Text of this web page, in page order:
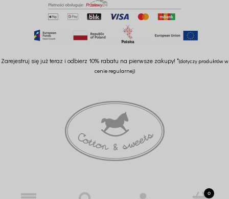
Zarejestruj się już teraz i odbierz 10% rabatu na pierwsze zakupy! *(dotyczy produktów w
cenie regularnej)